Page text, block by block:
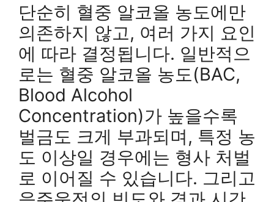
단순히 혈중 알코올 농도에만
의존하지 않고, 여러 가지 요인
에 따라 결정됩니다. 일반적으
로는 혈중 알코올 농도(BAC,
Blood Alcohol
Concentration)가 높을수록
벌금도 크게 부과되며, 특정 농
도 이상일 경우에는 형사 처벌
로 이어질 수 있습니다. 그리고